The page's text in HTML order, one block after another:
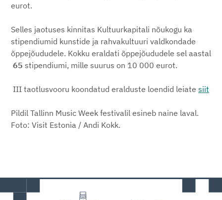
eurot.
Selles jaotuses kinnitas Kultuurkapitali nõukogu ka
stipendiumid kunstide ja rahvakultuuri valdkondade
õppejõududele. Kokku eraldati õppejõududele sel aastal
65 stipendiumi, mille suurus on 10 000 eurot.
III taotlusvooru koondatud eralduste loendid leiate siit
Pildil Tallinn Music Week festivalil esineb naine laval.
Foto: Visit Estonia / Andi Kokk.